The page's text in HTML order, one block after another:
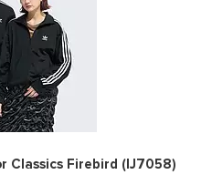
0
Classics Firebird (IJ7058)